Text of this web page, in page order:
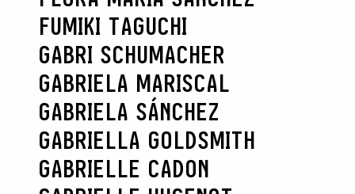
FUMIKI TAGUCHI
GABRI SCHUMACHER
GABRIELA MARISCAL
GABRIELA SÁNCHEZ
GABRIELLA GOLDSMITH
GABRIELLE CADON